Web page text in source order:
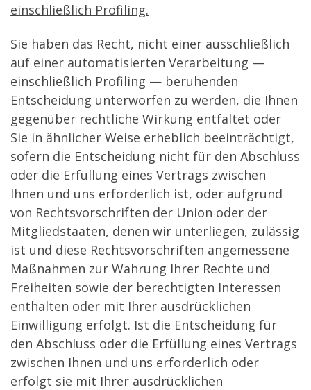
einschließlich Profiling.
Sie haben das Recht, nicht einer ausschließlich
auf einer automatisierten Verarbeitung —
einschließlich Profiling — beruhenden
Entscheidung unterworfen zu werden, die Ihnen
gegenüber rechtliche Wirkung entfaltet oder
Sie in ähnlicher Weise erheblich beeinträchtigt,
sofern die Entscheidung nicht für den Abschluss
oder die Erfüllung eines Vertrags zwischen
Ihnen und uns erforderlich ist, oder aufgrund
von Rechtsvorschriften der Union oder der
Mitgliedstaaten, denen wir unterliegen, zulässig
ist und diese Rechtsvorschriften angemessene
Maßnahmen zur Wahrung Ihrer Rechte und
Freiheiten sowie der berechtigten Interessen
enthalten oder mit Ihrer ausdrücklichen
Einwilligung erfolgt. Ist die Entscheidung für
den Abschluss oder die Erfüllung eines Vertrags
zwischen Ihnen und uns erforderlich oder
erfolgt sie mit Ihrer ausdrücklichen